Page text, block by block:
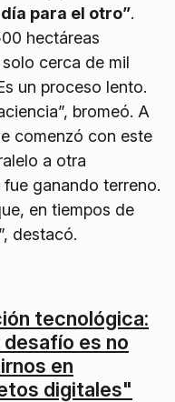
para el otro”.
hectáreas
cerca de mil
un proceso lento.
bromeó. A
comenzó con este
a otra
ganando terreno.
en tiempos de
destacó.
tecnológica:
desafío es no
en
digitales"